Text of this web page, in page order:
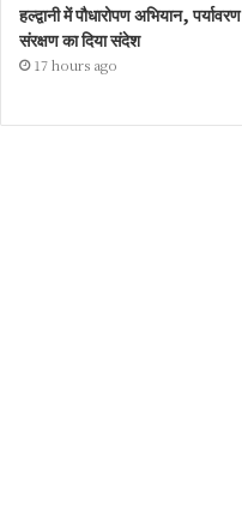
हल्द्वानी में पौधारोपण अभियान, पर्यावरण
संरक्षण का दिया संदेश
17 hours ago